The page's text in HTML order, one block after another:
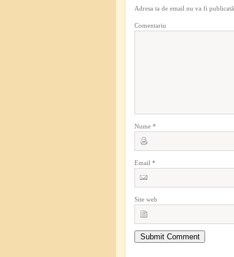
Adresa ta de email nu va fi publicată.
Comentariu
Nume *
Email *
Site web